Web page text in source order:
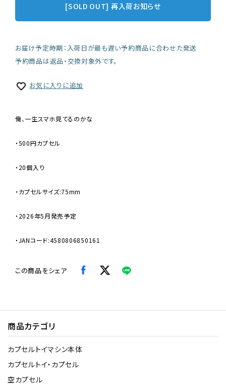
[SOLD OUT] 再入荷お知らせ
お届け予定時期：入荷日が最も遅い予約商品に合わせた発送
予約商品は返品・交換対象外です。
お気に入りに追加
俺、一生スマホ見てるのかな
・500円カプセル
・20個入り
・カプセルサイズ:75mm
・2026年5月発売予定
・JANコード:4580806850161
この商品をシェア
商品カテゴリ
カプセルトイマシン本体
カプセルトイ・カプセル
空カプセル